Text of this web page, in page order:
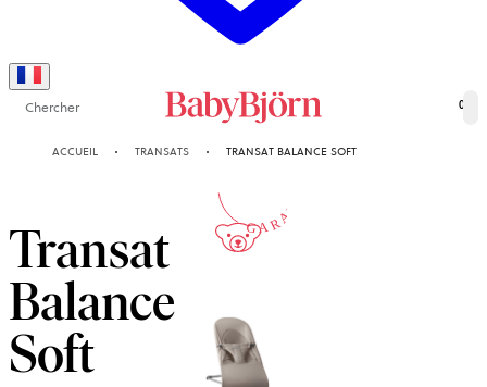
Chercher 0
ACCUEIL TRANSATS TRANSAT BALANCE SOFT
Transat
Balance
Soft
10-ANS
GARANTIE